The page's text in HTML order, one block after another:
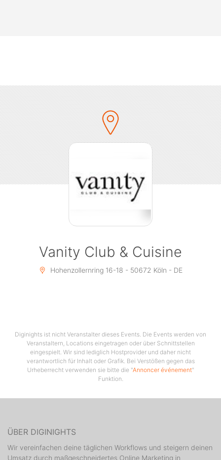
Vanity Club & Cuisine
Hohenzollernring 16-18 - 50672 Köln - DE
Diginights ist nicht Veranstalter dieses Events. Die Events werden von
Veranstaltern, Locations eingetragen oder über Schnittstellen
eingespielt. Wir sind lediglich Hostprovider und daher nicht
verantwortlich für Inhalt oder Grafik. Bei Verstößen gegen das
Urheberrecht verwenden sie bitte die "Annoncer événement"
Funktion.
ÜBER DIGINIGHTS
Wir vereinfachen deine täglichen Workflows und steigern deinen
Umsatz durch maßgeschneidertes Online Marketing in